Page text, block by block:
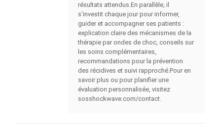
résultats attendus.En parallèle, il
s’investit chaque jour pour informer,
guider et accompagner ses patients :
explication claire des mécanismes de la
thérapie par ondes de choc, conseils sur
les soins complémentaires,
recommandations pour la prévention
des récidives et suivi rapproché.Pour en
savoir plus ou pour planifier une
évaluation personnalisée, visitez
sosshockwave.com/contact.